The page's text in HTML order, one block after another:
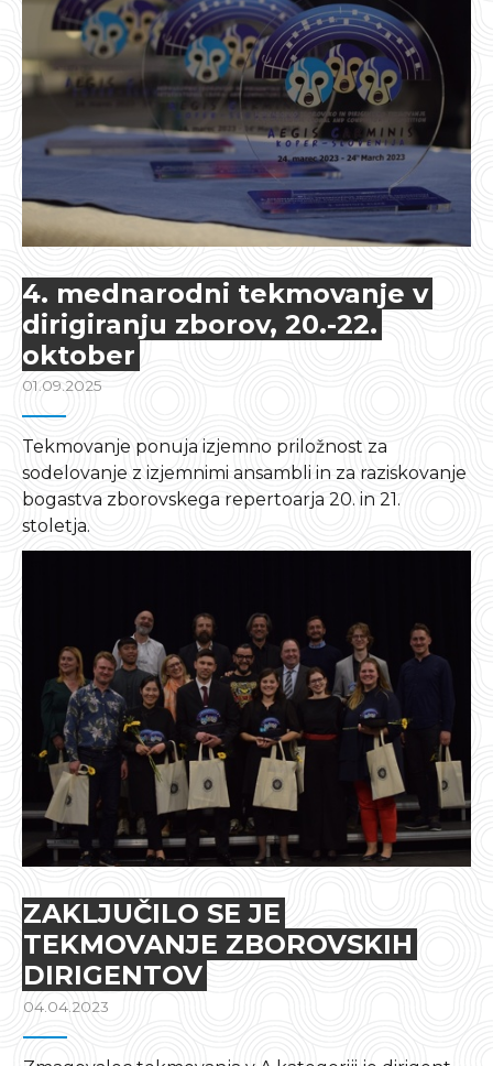
4. mednarodni tekmovanje v
dirigiranju zborov, 20.-22.
oktober
01.09.2025
Tekmovanje ponuja izjemno priložnost za
sodelovanje z izjemnimi ansambli in za raziskovanje
bogastva zborovskega repertoarja 20. in 21.
stoletja.
ZAKLJUČILO SE JE
TEKMOVANJE ZBOROVSKIH
DIRIGENTOV
04.04.2023